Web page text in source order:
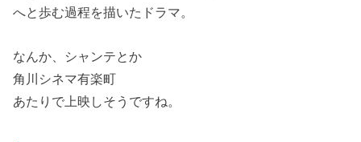
へと歩む過程を描いたドラマ。
なんか、シャンテとか
角川シネマ有楽町
あたりで上映しそうですね。